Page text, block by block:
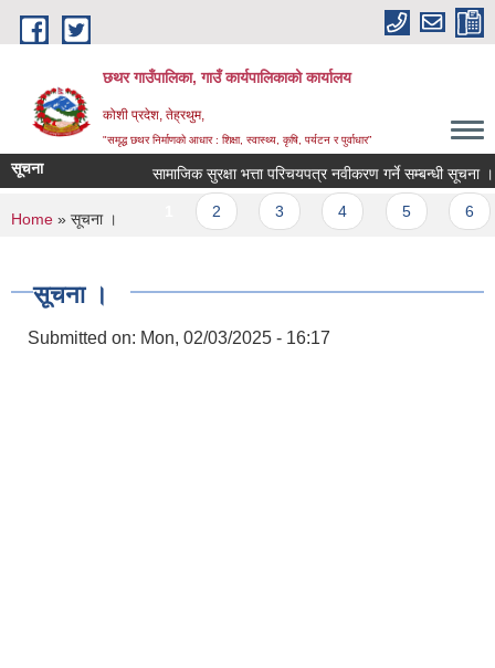
Skip to main content
छथर गाउँपालिका, गाउँ कार्यपालिकाको कार्यालय
कोशी प्रदेश, तेह्रथुम,
"समृद्ध छथर निर्माणको आधार : शिक्षा, स्वास्थ्य, कृषि, पर्यटन र पुर्वाधार”
सूचना सामाजिक सुरक्षा भत्ता परिचयपत्र नवीकरण गर्ने सम्बन्धी सूचना ।
Pages
You are here
Home » सूचना ।
सूचना ।
Submitted on: Mon, 02/03/2025 - 16:17